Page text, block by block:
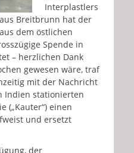
Interplastlers
Breitbrunn hat der
dem östlichen
Spende in
– herzlichen Dank
gewesen wäre, traf
mit der Nachricht
Indien stationierten
(„Kauter“) einen
und ersetzt
der